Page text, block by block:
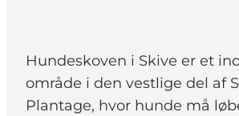
Hundeskoven i Skive er et
område i den vestlige del af
Plantage, hvor hunde må